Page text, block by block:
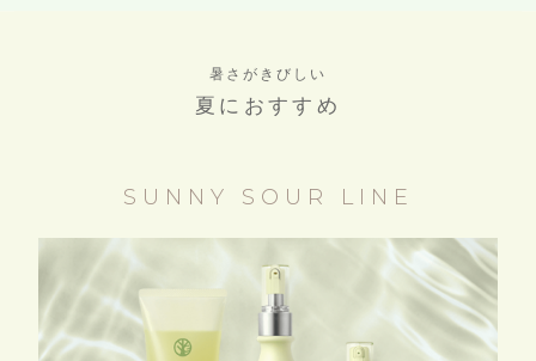
暑さがきびしい
夏におすすめ
SUNNY SOUR LINE